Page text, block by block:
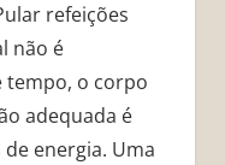
refeições
não é
tempo, o corpo
adequada é
energia. Uma